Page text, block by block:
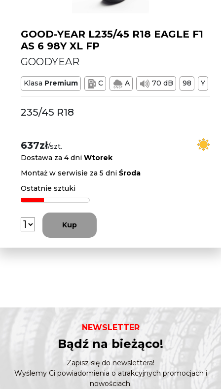
GOOD-YEAR L235/45 R18 EAGLE F1
AS 6 98Y XL FP
GOODYEAR
Klasa Premium C A 70 dB 98 Y
235/45 R18
637zł/szt.
Dostawa za 4 dniWtorek
Montaż w serwisie za 5 dniŚroda
Ostatnie sztuki
Kup
NEWSLETTER
Bądź na bieżąco!
Zapisz się do newslettera!
Wyślemy Ci powiadomienia o atrakcyjnych promocjach i
nowościach.